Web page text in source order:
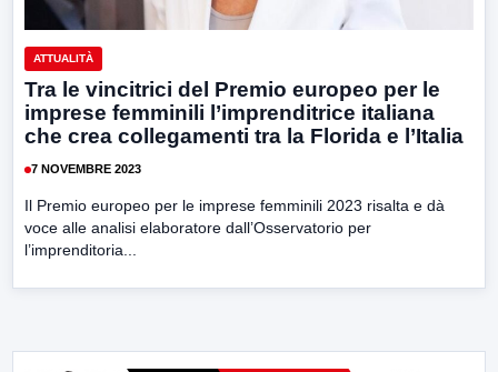
ATTUALITÀ
Tra le vincitrici del Premio europeo per le
imprese femminili l’imprenditrice italiana
che crea collegamenti tra la Florida e l’Italia
7 NOVEMBRE 2023
Il Premio europeo per le imprese femminili 2023 risalta e dà
voce alle analisi elaboratore dall’Osservatorio per
l’imprenditoria...